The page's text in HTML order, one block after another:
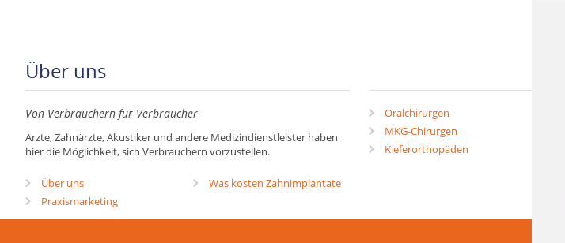
Über uns
Von Verbrauchern für Verbraucher
Ärzte, Zahnärzte, Akustiker und andere Medizindienstleister haben
hier die Möglichkeit, sich Verbrauchern vorzustellen.
Über uns
Praxismarketing
Was kosten Zahnimplantate
Oralchirurgen
MKG-Chirurgen
Kieferorthopäden